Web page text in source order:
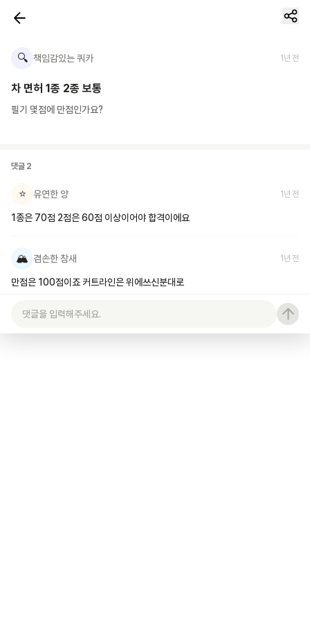
🔍 책임감있는 쿼카 1년 전
차 면허 1종 2종 보통
필기 몇점에 만점인가요?
댓글 2
⭐ 유연한 양 1년 전
1종은 70점 2점은 60점 이상이어야 합격이에요
🏔️ 겸손한 참새 1년 전
만점은 100점이죠 커트라인은 위에쓰신분대로